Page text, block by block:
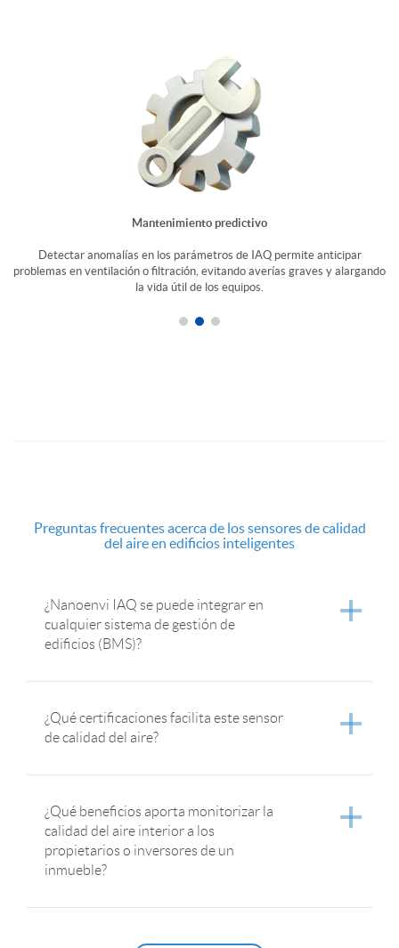
Mayor retorno de la inversión
Reducir los consumos y las incidencias técnicas implican un menor coste
operativo global y por ello, un mayor retorno de la inversión (ROI).
Preguntas frecuentes acerca de los sensores de calidad
del aire en edificios inteligentes
¿Nanoenvi IAQ se puede integrar en
cualquier sistema de gestión de
edificios (BMS)?
¿Qué certificaciones facilita este sensor
de calidad del aire?
¿Qué beneficios aporta monitorizar la
calidad del aire interior a los
propietarios o inversores de un
inmueble?